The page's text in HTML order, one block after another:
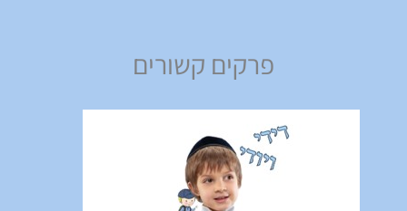
פרקים קשורים